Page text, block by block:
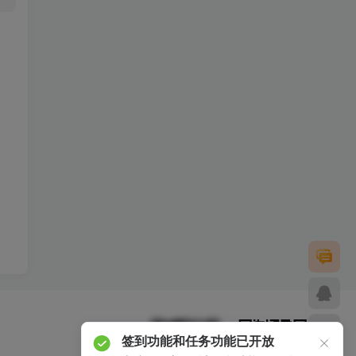
签到功能和任务功能已开放